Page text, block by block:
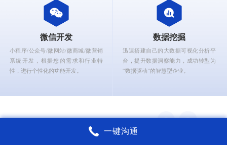
微信开发
小程序/公众号/微网站/微商城/微营销
系统开发，根据您的需求和行业特
性，进行个性化的功能开发。
数据挖掘
迅速搭建自己的大数据可视化分析平
台，提升数据洞察能力，成功转型为
“数据驱动”的智慧型企业。
锐智互动核心能力
一键沟通